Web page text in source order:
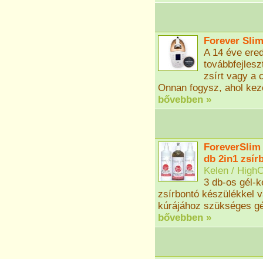
Forever
A 14 éve
zsírt vagy a
Onnan fogysz, ahol
bővebben »
db 2in1
Kelen /
3 db-os gél-
zsírbontó készülékkel
kúrájához szükséges
bővebben »